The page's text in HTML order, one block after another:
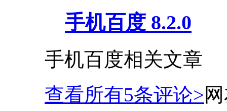
手机百度 8.2.0
手机百度相关文章
查看所有5条评论>